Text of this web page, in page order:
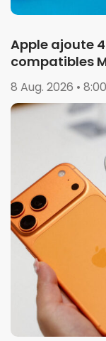
Apple ajoute
compatibles
8 Aug. 2026 • 8:00